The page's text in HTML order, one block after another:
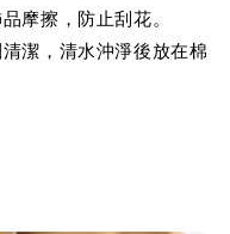
摩擦，防止刮花。
潔，清水沖淨後放在棉